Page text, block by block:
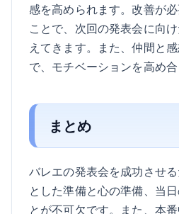
感を高められます。改善が
ことで、次回の発表会に向
えてきます。また、仲間と
で、モチベーションを高め合
まとめ
バレエの発表会を成功させ
とした準備と心の準備、当
とが不可欠です。また、本番